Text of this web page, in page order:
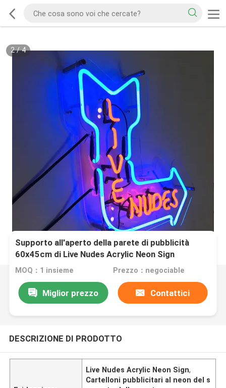
2/4
Supporto all'aperto della parete di pubblicità
60x45cm di Live Nudes Acrylic Neon Sign
MOQ：1 insieme Prezzo：negociable
Miglior prezzo Contattici
DESCRIZIONE DI PRODOTTO
Live Nudes Acrylic Neon Sign,
Cartelloni pubblicitari al neon del s